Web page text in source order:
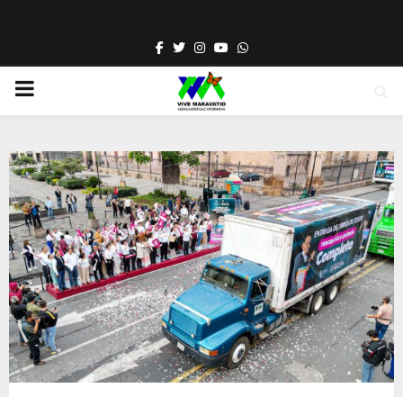
Facebook
TwitterInstagram
YoutubeWhatsapp
PRIMARY